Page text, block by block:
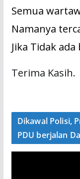
Semua
Namanya
Jika Tidak
Terima Kasih.
Dikawal Polisi,
PDU berjalan